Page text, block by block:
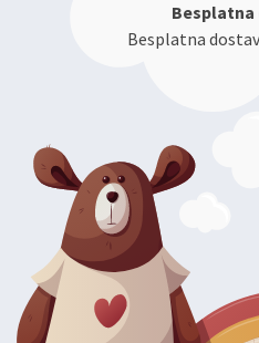
Besplatna